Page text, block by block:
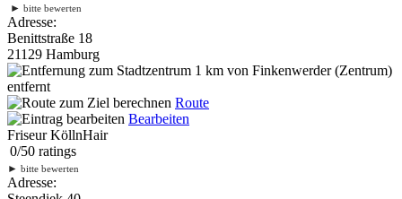
► bitte bewerten
Adresse:
Benittstraße 18
21129 Hamburg
1 km von Finkenwerder (Zentrum)
entfernt
Route
Bearbeiten
Friseur KöllnHair
0/50 ratings
► bitte bewerten
Adresse: